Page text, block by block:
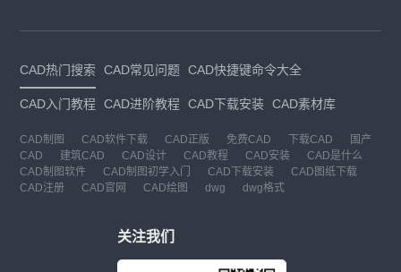
CAD热门搜索 CAD常见问题 CAD快捷键命令大全
CAD入门教程 CAD进阶教程 CAD下载安装 CAD素材库
CAD制图 CAD软件下载 CAD正版 免费CAD 下载CAD
国产
CAD
建筑CAD CAD设计 CAD教程 CAD安装
CAD是什么
CAD制图软件
CAD制图初学入门 CAD下载安装
CAD图纸下载
CAD注册
CAD官网 CAD绘图 dwg dwg格式
关注我们